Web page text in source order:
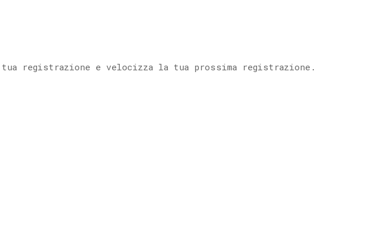
registrazione e velocizza la tua prossima registrazione.